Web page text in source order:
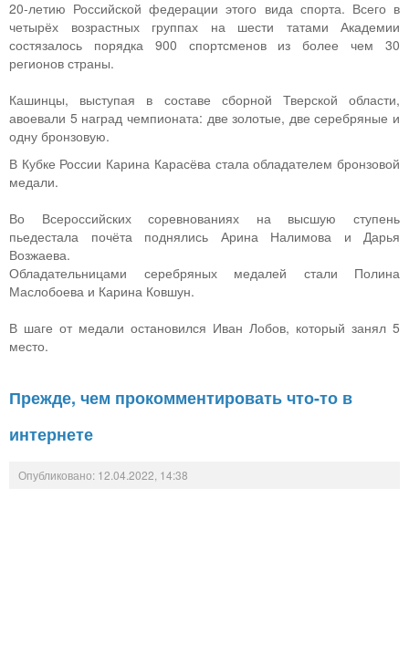
20-летию Российской федерации этого вида спорта. Всего в
четырёх возрастных группах на шести татами Академии
состязалось порядка 900 спортсменов из более чем 30
регионов страны.
Кашинцы, выступая в составе сборной Тверской области,
авоевали 5 наград чемпионата: две золотые, две серебряные и
одну бронзовую.
В Кубке России Карина Карасёва стала обладателем бронзовой
медали.
Во Всероссийских соревнованиях на высшую ступень
пьедестала почёта поднялись Арина Налимова и Дарья
Возжаева.
Обладательницами серебряных медалей стали Полина
Маслобоева и Карина Ковшун.
В шаге от медали остановился Иван Лобов, который занял 5
место.
Прежде, чем прокомментировать что-то в
интернете
Опубликовано: 12.04.2022, 14:38